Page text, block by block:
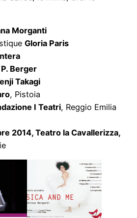
Morganti
Gloria Paris
Berger
Takagi
, Pistoia
I Teatri, Reggio Emilia
2014, Teatro la Cavallerizza,